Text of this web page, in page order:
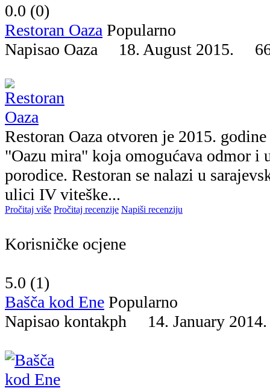
0.0 (0)
Restoran Oaza Popularno
Napisao Oaza 18. August 2015.
Restoran Oaza otvoren je 2015.
"Oazu mira" koja omogućava odmor i
porodice. Restoran se nalazi u
ulici IV viteške...
Pročitaj više Pročitaj recenzije Napiši recenziju
Korisničke ocjene
5.0 (1)
Bašča kod Ene Popularno
Napisao kontakph 14. January